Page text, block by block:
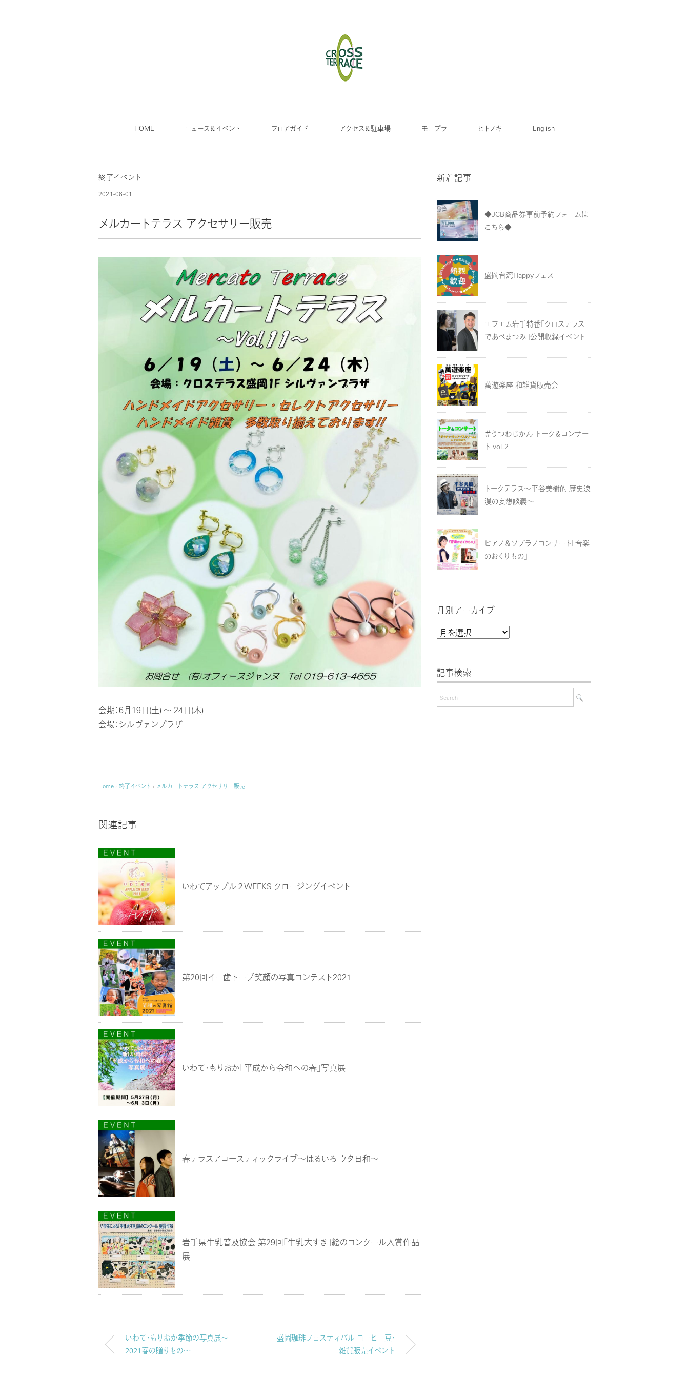
HOME ニュース＆イベント フロアガイド アクセス＆駐車場 モコプラ ヒトノキ English
終了イベント
2021-06-01
メルカートテラス アクセサリー販売
会期：6月19日(土) ～ 24日(木)
会場：シルヴァンプラザ
Home › 終了イベント › メルカートテラス アクセサリー販売
関連記事
いわてアップル２WEEKS クロージングイベント
第20回イー歯トーブ笑顔の写真コンテスト2021
いわて・もりおか「平成から令和への春」写真展
春テラスアコースティックライブ～はるいろ ウタ日和～
岩手県牛乳普及協会 第29回「牛乳大すき」絵のコンクール入賞作品
展
いわて・もりおか季節の写真展～
2021春の贈りもの～
盛岡珈琲フェスティバル コーヒー豆・
雑貨販売イベント
新着記事
◆JCB商品券事前予約フォームは
こちら◆
盛岡台湾Happyフェス
エフエム岩手特番「クロステラス
であべまつみ」公開収録イベント
萬遊楽座 和雑貨販売会
＃うつわじかん トーク＆コンサー
ト vol.2
トークテラス～平谷美樹的 歴史浪
漫の妄想談義～
ピアノ＆ソプラノコンサート「音楽
のおくりもの」
月別アーカイブ
月
ー
カ
記事検索